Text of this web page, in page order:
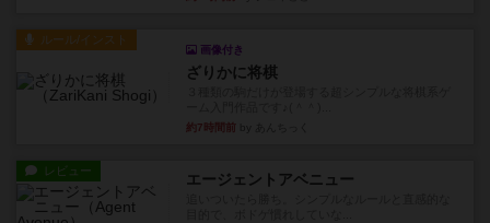
ルール/インスト
画像付き
ざりかに将棋
約7時間前
レビュー エージェントアベニュー